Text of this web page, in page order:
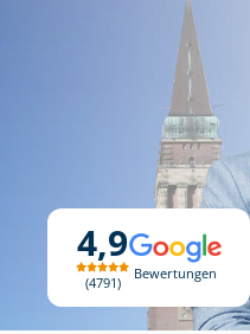
4,9
4791
Bewertungen